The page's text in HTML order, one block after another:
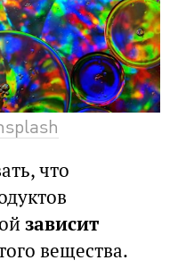
что
зависит
вещества.